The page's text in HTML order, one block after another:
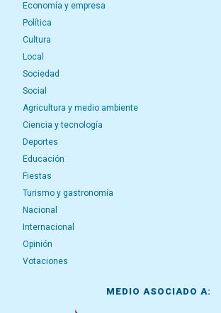
Economía y empresa
Política
Cultura
Local
Sociedad
Social
Agricultura y medio ambiente
Ciencia y tecnología
Deportes
Educación
Fiestas
Turismo y gastronomía
Nacional
Internacional
Opinión
Votaciones
MEDIO ASOCIADO A: